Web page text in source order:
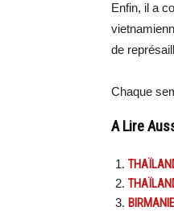
Enfin, il a
de
Chaque
A Lire